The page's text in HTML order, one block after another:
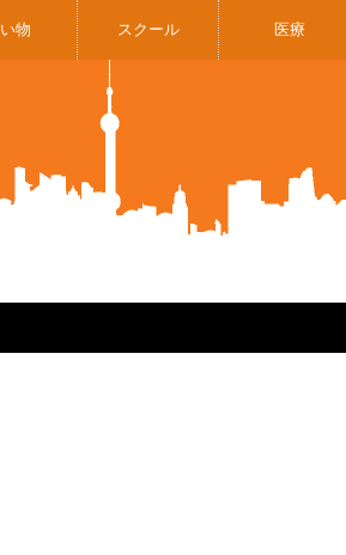
物 スクール 医療